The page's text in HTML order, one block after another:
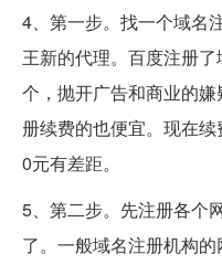
4、第一步。找一个域名
王新的代理。百度注册
个，抛开广告和商业的
册续费的也便宜。现在
0元有差距。
5、第二步。先注册各个
了。一般域名注册机构